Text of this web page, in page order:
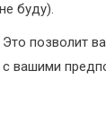
буду).
позволит
вашими